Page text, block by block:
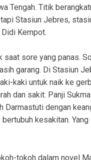
Tengah. Titik
Stasiun Jebres,
Kempot.
saat sore yang panas.
garang. Di Stasiun
kaki untuk naik ke
dan sakit. Panji
Darmastuti dengan
kesakitan. Yang
tokoh dalam novel